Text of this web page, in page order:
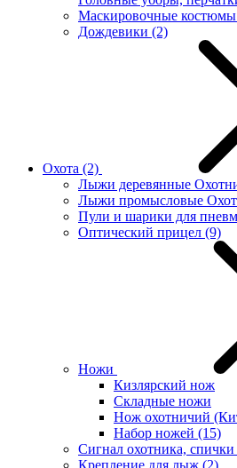
Маскировочные костюмы
Дождевики (2)
Охота (2)
Лыжи деревянные
Лыжи промысловые
Пули и шарики для
Оптический прицел (9)
Ножи
Кизлярский нож
Складные ножи
Нож охотничий
Набор ножей (15)
Сигнал охотника, спички
Крепление для лыж (2)